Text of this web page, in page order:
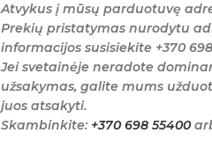
Atvykus į mūsų parduotuvę
Prekių pristatymas nurodytu
informacijos susisiekite +370
Jei svetainėje neradote
užsakymas, galite mums
juos atsakyti.
Skambinkite: +370 698 55400